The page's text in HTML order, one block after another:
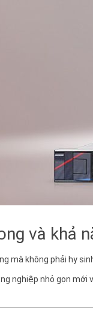
và khả
mà không phải hy
nghiệp nhỏ gọn mới